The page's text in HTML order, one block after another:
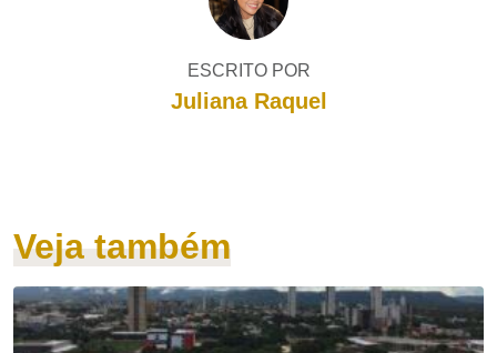
ESCRITO POR
Juliana Raquel
Veja também